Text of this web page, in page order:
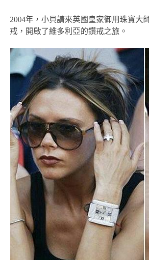
2004年，小貝請來英國皇家御用珠寶大
戒，開啟了維多利亞的鑽戒之旅。